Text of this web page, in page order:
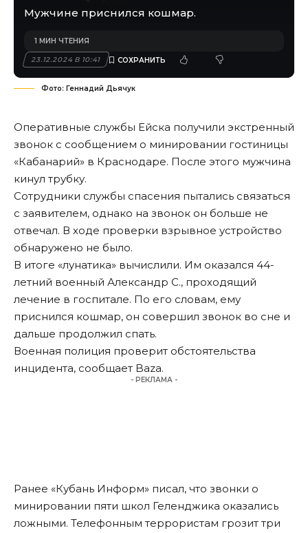
Мужчине приснился кошмар.
23.12.2024 В 10:41
1 МИН ЧТЕНИЯ
Фото: Геннадий Дьячук
Оперативные службы Ейска получили экстренный
звонок с сообщением о минировании гостиницы
«Кабанарий» в Краснодаре. После этого мужчина
кинул трубку.
Сотрудники службы спасения пытались связаться
с заявителем, однако на звонок он больше не
отвечал. В ходе проверки взрывное устройство
обнаружено не было.
В итоге «лунатика» вычислили. Им оказался 44-
летний военный Александр С., проходящий
лечение в госпитале. По его словам, ему
приснился кошмар, он совершил звонок во сне и
дальше продолжил спать.
Военная полиция проверит обстоятельства
инцидента, сообщает Baza.
- РЕКЛАМА -
Ранее «Кубань Информ» писал, что звонки о
минировании пяти школ Геленджика оказались
ложными. Телефонным террористам грозит три